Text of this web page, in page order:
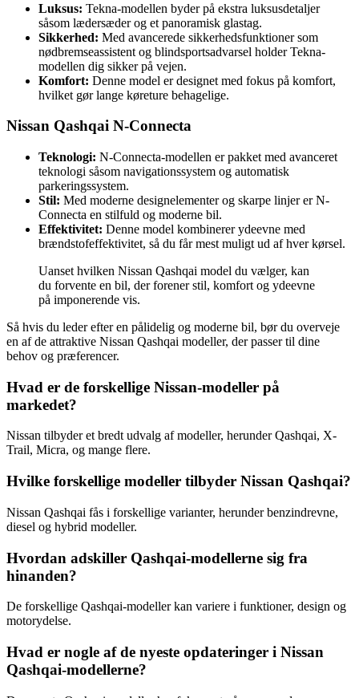
Luksus: Tekna-modellen byder på ekstra luksusdetaljer
såsom lædersæder og et panoramisk glastag.
Sikkerhed: Med avancerede sikkerhedsfunktioner som
nødbremseassistent og blindsportsadvarsel holder Tekna-
modellen dig sikker på vejen.
Komfort: Denne model er designet med fokus på komfort,
hvilket gør lange køreture behagelige.
Nissan Qashqai N-Connecta
Teknologi: N-Connecta-modellen er pakket med avanceret
teknologi såsom navigationssystem og automatisk
parkeringssystem.
Stil: Med moderne designelementer og skarpe linjer er N-
Connecta en stilfuld og moderne bil.
Effektivitet: Denne model kombinerer ydeevne med
brændstofeffektivitet, så du får mest muligt ud af hver kørsel.
Uanset hvilken Nissan Qashqai model du vælger, kan
du forvente en bil, der forener stil, komfort og ydeevne
på imponerende vis.
Så hvis du leder efter en pålidelig og moderne bil, bør du overveje
en af de attraktive Nissan Qashqai modeller, der passer til dine
behov og præferencer.
Hvad er de forskellige Nissan-modeller på
markedet?
Nissan tilbyder et bredt udvalg af modeller, herunder Qashqai, X-
Trail, Micra, og mange flere.
Hvilke forskellige modeller tilbyder Nissan Qashqai?
Nissan Qashqai fås i forskellige varianter, herunder benzindrevne,
diesel og hybrid modeller.
Hvordan adskiller Qashqai-modellerne sig fra
hinanden?
De forskellige Qashqai-modeller kan variere i funktioner, design og
motorydelse.
Hvad er nogle af de nyeste opdateringer i Nissan
Qashqai-modellerne?